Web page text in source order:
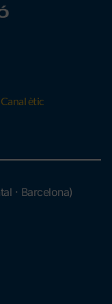
Canal ètic
· Barcelona)